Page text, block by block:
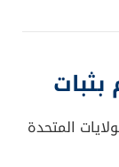
المتحدة